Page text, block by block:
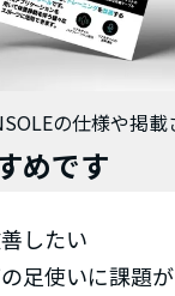
の仕様や掲載
めです
したい
足使いに課題